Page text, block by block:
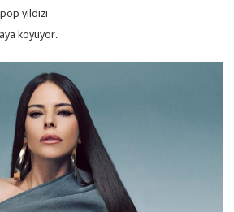
yıldızı
koyuyor.